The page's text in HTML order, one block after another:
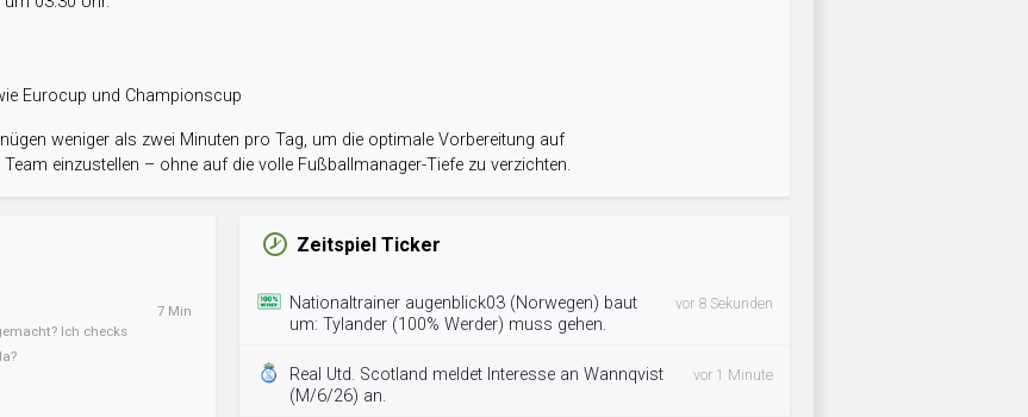
Eurocup und Championscup
weniger als zwei Minuten pro Tag, um die optimale Vorbereitung auf
einzustellen – ohne auf die volle Fußballmanager-Tiefe zu verzichten.
Ich checks
7 Min
Zeitspiel Ticker
Nationaltrainer augenblick03 (Norwegen) baut
um: Tylander (100% Werder) muss gehen.
vor 8 Sekunden
Real Utd. Scotland meldet Interesse an Wannqvist
(M/6/26) an.
vor 1 Minute